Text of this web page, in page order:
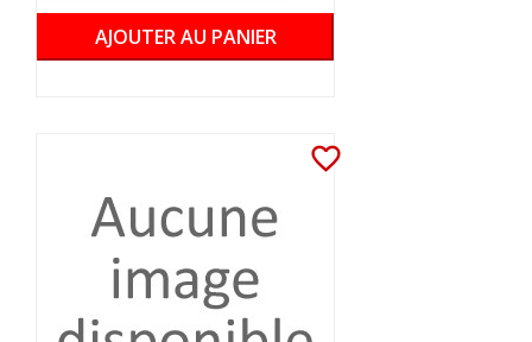
AJOUTER AU PANIER
favorite_border